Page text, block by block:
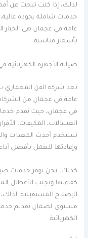
لذلك، إذا كنت تبحث عن
خدمات شاملة بجودة
عامة في عجمان هي الخيار
بأسعار مناسبة.
صيانة الأجهزة الكهربائية
تعد شركة الفن
عامة في عجمان من الشركات
في عجمان، حيث نقدم
الغسالات، المكيفات،
نستخدم أحدث المعدات
وإعادتها للعمل بأفضل
كذلك، نحن نوفر خدمات
كفاءتها وتجنب الأعطال
الإصلاح المستقبلية.
مستوى لضمان تقديم
الكهربائية.